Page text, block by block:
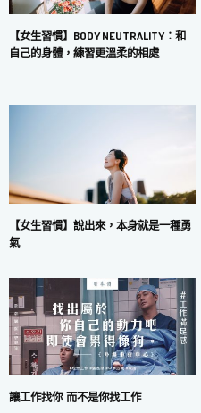
【女生習慣】BODY NEUTRALITY：和
自己的身體，練習更溫柔的相處
【女生習慣】說出來，本身就是一種勇
氣
讓工作找你 而不是你找工作